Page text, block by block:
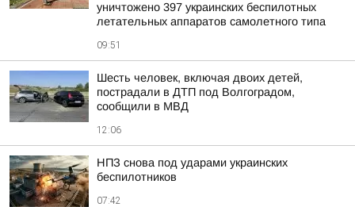
уничтожено 397 украинских беспилотных
летательных аппаратов самолетного типа
09:51
Шесть человек, включая двоих детей,
пострадали в ДТП под Волгоградом,
сообщили в МВД
12:06
НПЗ снова под ударами украинских
беспилотников
07:42